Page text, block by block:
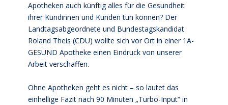
Apotheken auch künftig alles für die Gesundheit
ihrer Kundinnen und Kunden tun können? Der
Landtagsabgeordnete und Bundestagskandidat
Roland Theis (CDU) wollte sich vor Ort in einer 1A-
GESUND Apotheke einen Eindruck von unserer
Arbeit verschaffen.
Ohne Apotheken geht es nicht – so lautet das
einhellige Fazit nach 90 Minuten „Turbo-Input“ in